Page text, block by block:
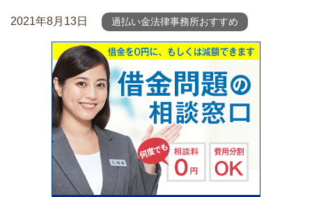
2021年8月13日 過払い金法律事務所おすすめ